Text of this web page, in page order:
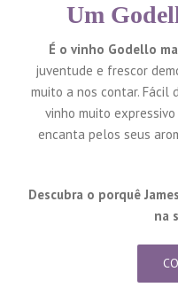
Um
É o vinho Godello
juventude e frescor
muito a nos contar. Fácil
vinho muito
encanta pelos seus
Descubra o porquê
na